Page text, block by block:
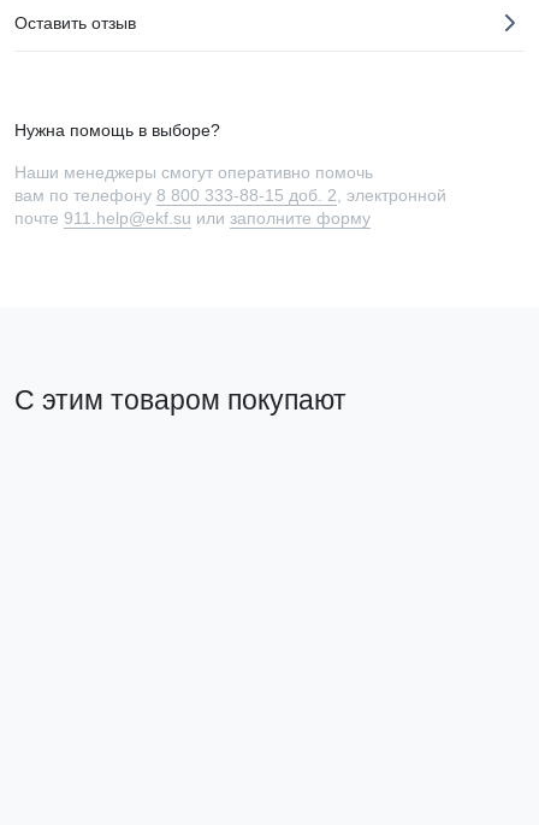
Оставить отзыв
Нужна помощь в выборе?
Наши менеджеры смогут оперативно помочь
вам по телефону 8 800 333-88-15 доб. 2 , электронной
почте 911.help@ekf.su или заполните форму
С этим товаром покупают